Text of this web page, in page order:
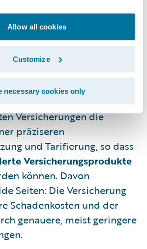
Allow all cookies
Customize
necessary cookies only
steigt die
wird durch eine
Schadenerstmeldung in
belastenden
entlastet.
Versicherungen die
präziseren
und Tarifierung, so dass
Versicherungsprodukte
können. Davon
Seiten: Die Versicherung
Schadenkosten und der
genauere, meist geringere